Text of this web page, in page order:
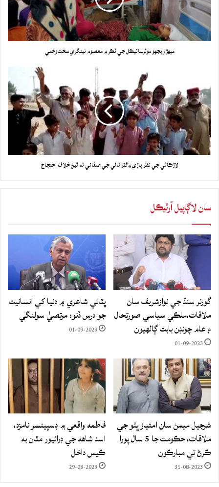
ميهڙ ويجهو موٽرسائيڪل جي ٽڪر ۾ معصوم نينگري سخت زخمي
لاڙڪاڻي جي نظر پاڙي ۾گٽر نالي جي صفائي نه ٿيڻ خلاف احتجاج
سان لاڳاپيل آرٽيڪل
گورنر سنڌ جي نوازشريف سان
ملاقات،ملڪي سياسي صورتحال
۽ عام چونڊن بابت ڳالهيون
01-09-2023
ڀٽائي شاعري ۾ دنيا کي انسانيت
جو درس ڏنو: مرتصيٰ سولنگي
01-09-2023
شرجيل ميمڻ سان امتياز ڀٽو جي
ملاقات، حڪومت جا 5 سال پورا
ڪرڻ تي مبارڪون
31-08-2023
فاطمه واقعي ۾ ڊسپينسر نامزد،
اسد شاهه جي ڊرائيور مٿان به
ڪيس داخل
29-08-2023